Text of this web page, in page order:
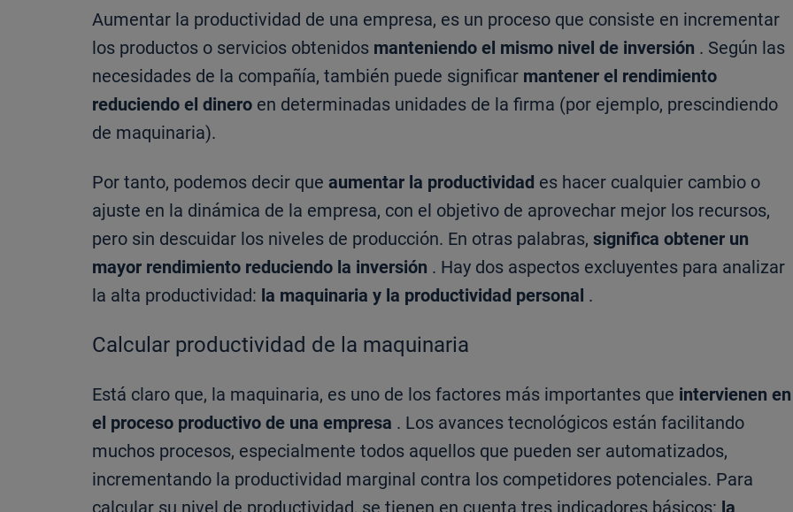
Aumentar la productividad de una empresa, es un proceso que consiste en incrementar
los productos o servicios obtenidos manteniendo el mismo nivel de inversión . Según las
necesidades de la compañía, también puede significar mantener el rendimiento
reduciendo el dinero en determinadas unidades de la firma (por ejemplo, prescindiendo
de maquinaria).
Por tanto, podemos decir que aumentar la productividad es hacer cualquier cambio o
ajuste en la dinámica de la empresa, con el objetivo de aprovechar mejor los recursos,
pero sin descuidar los niveles de producción. En otras palabras, significa obtener un
mayor rendimiento reduciendo la inversión . Hay dos aspectos excluyentes para analizar
la alta productividad: la maquinaria y la productividad personal .
Calcular productividad de la maquinaria
Está claro que, la maquinaria, es uno de los factores más importantes que intervienen en
el proceso productivo de una empresa . Los avances tecnológicos están facilitando
muchos procesos, especialmente todos aquellos que pueden ser automatizados,
incrementando la productividad marginal contra los competidores potenciales. Para
calcular su nivel de productividad, se tienen en cuenta tres indicadores básicos: la